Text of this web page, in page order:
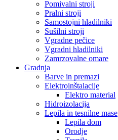
Pomivalni stroji
Pralni stroji
Samostojni hladilniki
Sušilni stroji
Vgradne pečice
Vgradni hladilniki
Zamrzovalne omare
Gradnja
Barve in premazi
Elektroinštalacije
Elektro material
Hidroizolacija
Lepila in tesnilne mase
Lepila dom
Orodje